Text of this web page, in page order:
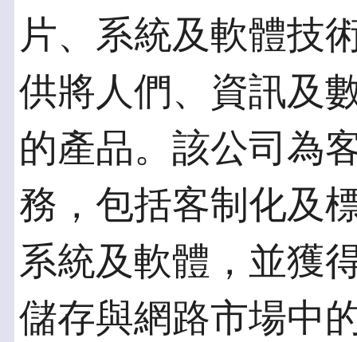
片、系統及軟體技
供將人們、資訊及
的產品。該公司為
務，包括客制化及
系統及軟體，並獲
儲存與網路市場中